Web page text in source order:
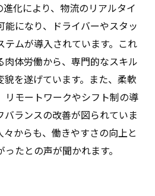
化により、物流のリアルタイ
能になり、ドライバーやスタッ
テムが導入されています。これ
肉体労働から、専門的なスキル
を遂げています。また、柔軟
リモートワークやシフト制の導
バランスの改善が図られていま
からも、働きやすさの向上と
たとの声が聞かれます。